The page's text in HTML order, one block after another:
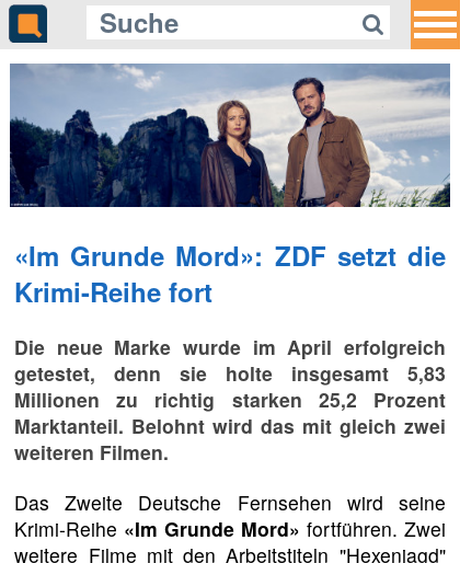
«Im Grunde Mord»: ZDF setzt die
Krimi-Reihe fort
Die neue Marke wurde im April erfolgreich
getestet, denn sie holte insgesamt 5,83
Millionen zu richtig starken 25,2 Prozent
Marktanteil. Belohnt wird das mit gleich zwei
weiteren Filmen.
Das Zweite Deutsche Fernsehen wird seine
Krimi-Reihe «Im Grunde Mord» fortführen. Zwei
weitere Filme mit den Arbeitstiteln "Hexenjagd"